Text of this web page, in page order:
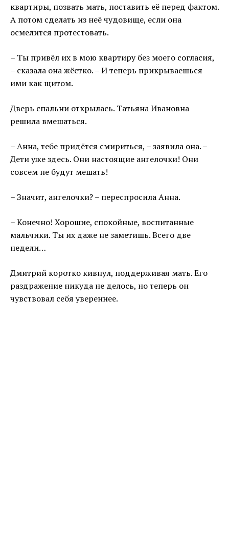
квартиры, позвать мать, поставить её перед фактом.
А потом сделать из неё чудовище, если она
осмелится протестовать.
– Ты привёл их в мою квартиру без моего согласия,
– сказала она жёстко. – И теперь прикрываешься
ими как щитом.
Дверь спальни открылась. Татьяна Ивановна
решила вмешаться.
– Анна, тебе придётся смириться, – заявила она. –
Дети уже здесь. Они настоящие ангелочки! Они
совсем не будут мешать!
– Значит, ангелочки? – переспросила Анна.
– Конечно! Хорошие, спокойные, воспитанные
мальчики. Ты их даже не заметишь. Всего две
недели…
Дмитрий коротко кивнул, поддерживая мать. Его
раздражение никуда не делось, но теперь он
чувствовал себя увереннее.